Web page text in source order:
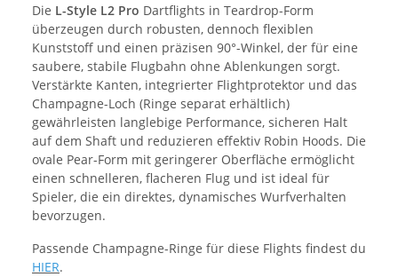
Die L-Style L2 Pro Dartflights in Teardrop-Form
überzeugen durch robusten, dennoch flexiblen
Kunststoff und einen präzisen 90°-Winkel, der für eine
saubere, stabile Flugbahn ohne Ablenkungen sorgt.
Verstärkte Kanten, integrierter Flightprotektor und das
Champagne-Loch (Ringe separat erhältlich)
gewährleisten langlebige Performance, sicheren Halt
auf dem Shaft und reduzieren effektiv Robin Hoods. Die
ovale Pear-Form mit geringerer Oberfläche ermöglicht
einen schnelleren, flacheren Flug und ist ideal für
Spieler, die ein direktes, dynamisches Wurfverhalten
bevorzugen.
Passende Champagne-Ringe für diese Flights findest du
HIER.